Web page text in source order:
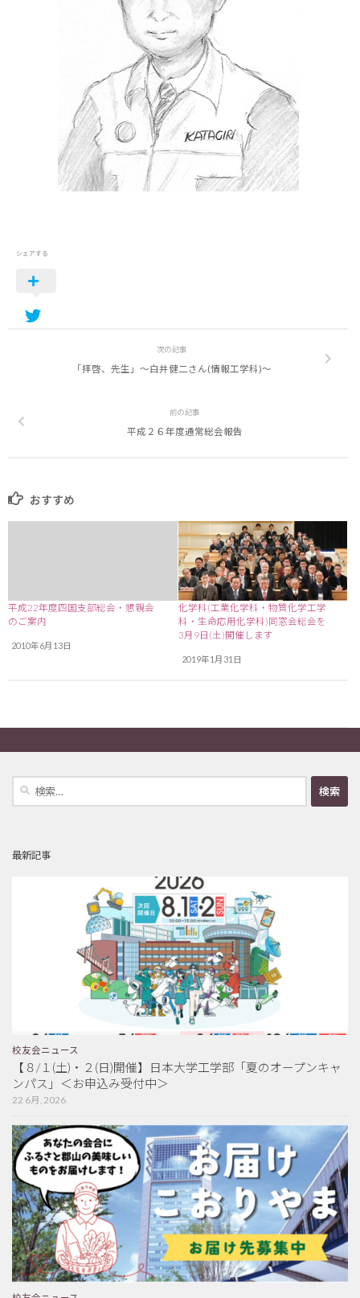
シェアする
次の記事
「拝啓、先生」～白井健二さん(情報工学科)〜
前の記事
平成２６年度通常総会報告
おすすめ
平成22年度四国支部総会・懇親会
のご案内
2010年6月13日
化学科(工業化学科・物質化学工学
科・生命応用化学科)同窓会総会を
3月9日(土)開催します
2019年1月31日
最新記事
校友会ニュース
【８/１(土)・２(日)開催】日本大学工学部「夏のオープンキャ
ンパス」＜お申込み受付中＞
22 6月, 2026